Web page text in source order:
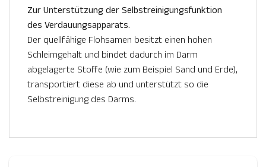
Zur Unterstützung der Selbstreinigungsfunktion
des Verdauungsapparats.
Der quellfähige Flohsamen besitzt einen hohen
Schleimgehalt und bindet dadurch im Darm
abgelagerte Stoffe (wie zum Beispiel Sand und Erde),
transportiert diese ab und unterstützt so die
Selbstreinigung des Darms.